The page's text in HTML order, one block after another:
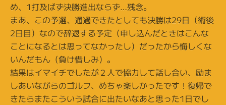
め、1打及ばず決勝進出ならず…残念。
まあ、この予選、通過できたとしても決勝は29日（術後
2日目）なので辞退する予定（申し込んだときはこんな
ことになるとは思ってなかったし）だったから悔しくな
いんだもん（負け惜しみ）。
結果はイマイチでしたが２人で協力して話し合い、励ま
しあいながらのゴルフ、めちゃ楽しかったです！復帰で
きたらまたこういう試合に出たいなあと思った1日でし